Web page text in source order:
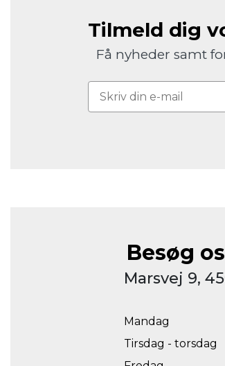
Tilmeld dig
Få nyheder samt
Besøg
Marsvej 9,
Mandag
Tirsdag - torsdag